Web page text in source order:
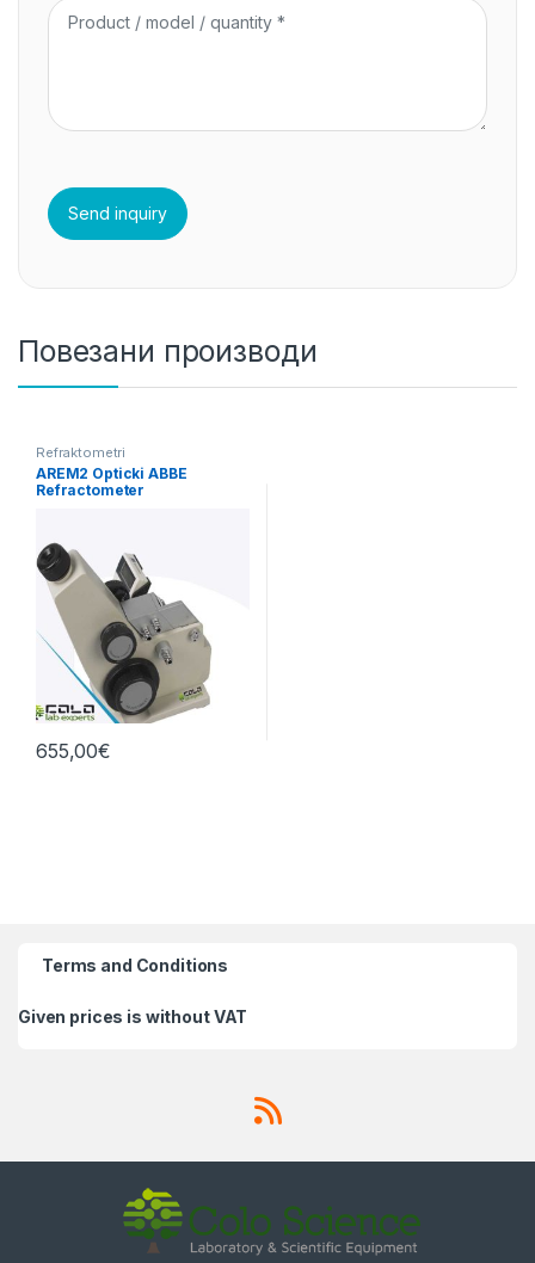
Повезани производи
Refraktometri
AREM2 Opticki ABBE
Refractometer
655,00€
Terms and Conditions
Given prices is without VAT